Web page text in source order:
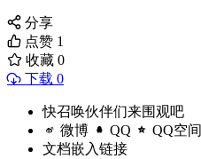
分享
点赞 1
收藏 0
下载 0
快召唤伙伴们来围观吧
微博 QQ QQ空间
文档嵌入链接